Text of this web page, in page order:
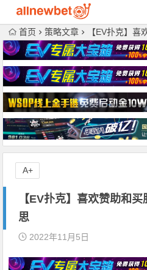
首页 策略文章 【EV扑克】喜
【EV扑克】喜欢赞助和
思
2022年11月5日
A+